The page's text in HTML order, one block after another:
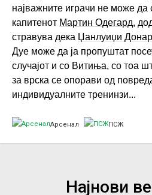
најважните играчи не може да
капитенот Мартин Одегард,
стравува дека Џанлуиџи
Дуе може да ја пропуштат
случајот и со Витиња, со тоа
за врска се опорави од
индивидуалните тренинзи...
Арсенал ПСЖ
Најнови